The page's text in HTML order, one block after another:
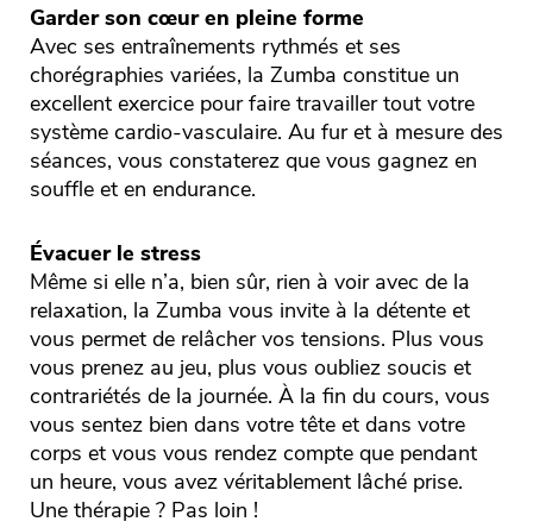
Garder son cœur en pleine forme
Avec ses entraînements rythmés et ses
chorégraphies variées, la Zumba constitue un
excellent exercice pour faire travailler tout votre
système cardio-vasculaire. Au fur et à mesure des
séances, vous constaterez que vous gagnez en
souffle et en endurance.
Évacuer le stress
Même si elle n’a, bien sûr, rien à voir avec de la
relaxation, la Zumba vous invite à la détente et
vous permet de relâcher vos tensions. Plus vous
vous prenez au jeu, plus vous oubliez soucis et
contrariétés de la journée. À la fin du cours, vous
vous sentez bien dans votre tête et dans votre
corps et vous vous rendez compte que pendant
un heure, vous avez véritablement lâché prise.
Une thérapie ? Pas loin !